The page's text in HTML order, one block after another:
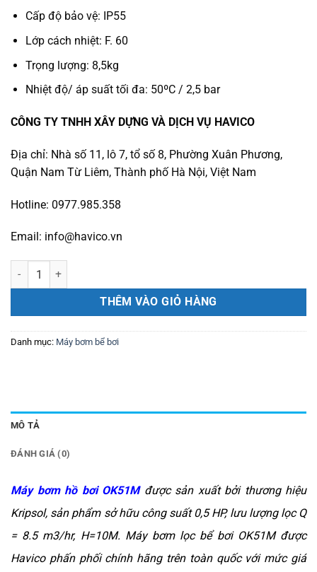
Cấp độ bảo vệ: IP55
Lớp cách nhiệt: F. 60
Trọng lượng: 8,5kg
Nhiệt độ/ áp suất tối đa: 50ºC / 2,5 bar
CÔNG TY TNHH XÂY DỰNG VÀ DỊCH VỤ HAVICO
Địa chỉ: Nhà số 11, lô 7, tổ số 8, Phường Xuân Phương,
Quận Nam Từ Liêm, Thành phố Hà Nội, Việt Nam
Hotline: 0977.985.358
Email: info@havico.vn
Máy bơm hồ bơi OK51M số lượng
THÊM VÀO GIỎ HÀNG
Danh mục: Máy bơm bể bơi
MÔ TẢ
ĐÁNH GIÁ (0)
Máy bơm hồ bơi OK51Mđược sản xuất bởi thương hiệu
Kripsol, sản phẩm sở hữu công suất 0,5 HP, lưu lượng lọc Q
= 8.5 m3/hr, H=10M. Máy bơm lọc bể bơi OK51M được
Havico phấn phối chính hãng trên toàn quốc với mức giá